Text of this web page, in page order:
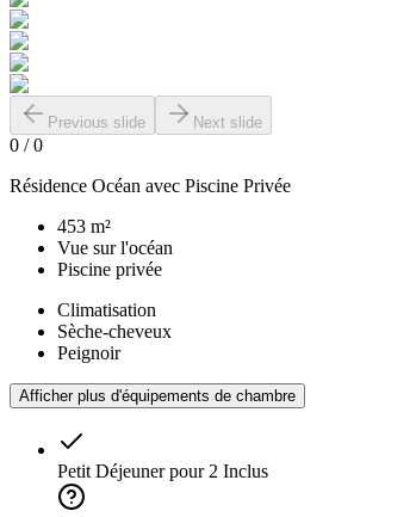
Previous slide Next slide
0 /0
Résidence Océan avec Piscine Privée
453 m²
Vue sur l'océan
Piscine privée
Climatisation
Sèche-cheveux
Peignoir
Afficher plus d'équipements de chambre
Petit Déjeuner pour 2 Inclus